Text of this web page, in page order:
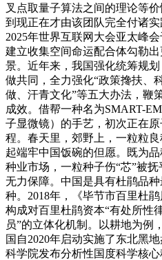
叉点取量子算法之间的理论等
到现正在才由该团队完全付诸
2025年世界互联网大会亚太峰
建立收集空间命运配合体勾勒
景。近年来，我国强化统筹规
做共同，全力强化“政策搀扶、
做、汗青文化”等五大办法，鞭
成效。借帮一种名为SMART-
子显微镜）的手艺，初次正在
程。春天里，郊野上，一粒粒
起端牢中国饭碗的但愿。既为
种业市场，一粒种子伤“芯”被
无力保障。中国是具有杜鹃品
种。2018年，《毕节市百里杜
构成对百里杜鹃资本“有处所性
员”的立体化机制。以耕地为例
国自2020年启动实施了东北黑
科学院发布分析性国度科学核